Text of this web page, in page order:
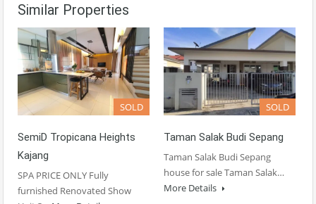
Similar Properties
SOLD
SemiD Tropicana Heights
Kajang
SPA PRICE ONLY Fully
furnished Renovated Show
SOLD
Taman Salak Budi Sepang
Taman Salak Budi Sepang
house for sale Taman Salak…
More Details